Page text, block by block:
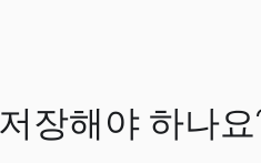
장해야 하나